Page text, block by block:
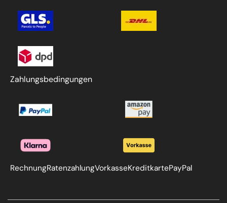
Zahlungsbedingungen
RechnungRatenzahlungVorkasseKreditkartePayPal